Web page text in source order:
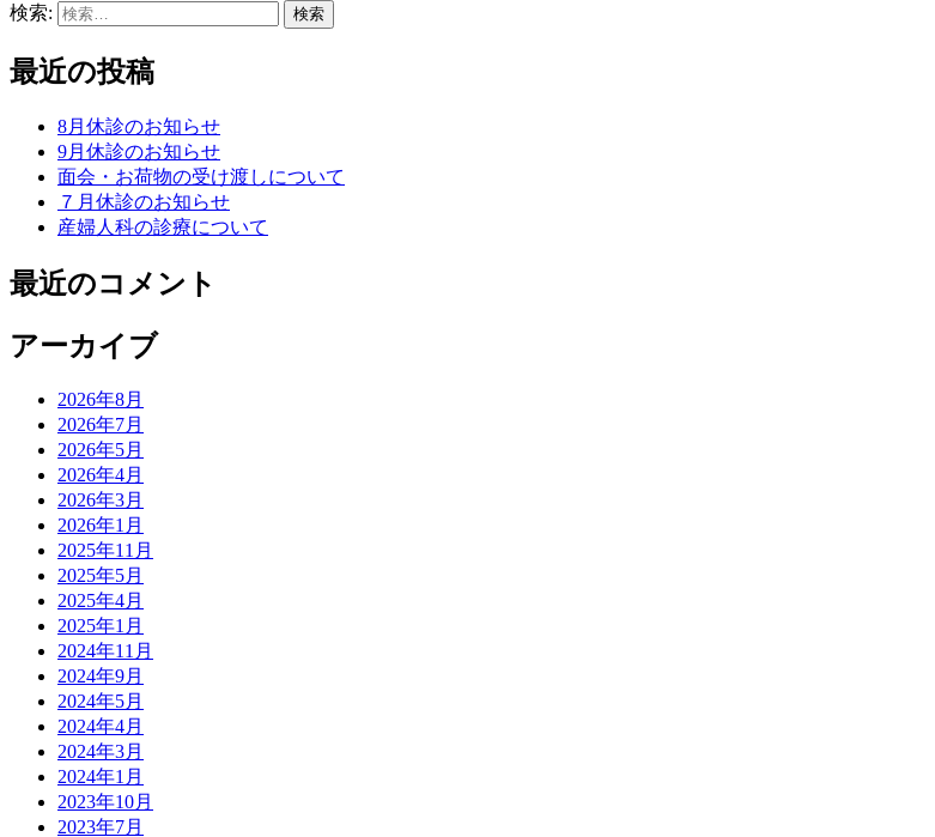
検索:
最近の投稿
8月休診のお知らせ
9月休診のお知らせ
面会・お荷物の受け渡しについて
７月休診のお知らせ
産婦人科の診療について
最近のコメント
アーカイブ
2026年8月
2026年7月
2026年5月
2026年4月
2026年3月
2026年1月
2025年11月
2025年5月
2025年4月
2025年1月
2024年11月
2024年9月
2024年5月
2024年4月
2024年3月
2024年1月
2023年10月
2023年7月